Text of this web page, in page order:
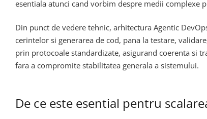
esentiala atunci cand vorbim despre medii complexe
Din punct de vedere tehnic, arhitectura Agentic
cerintelor si generarea de cod, pana la testare,
prin protocoale standardizate, asigurand coerenta si
fara a compromite stabilitatea generala a sistemului.
De ce este esential pentru